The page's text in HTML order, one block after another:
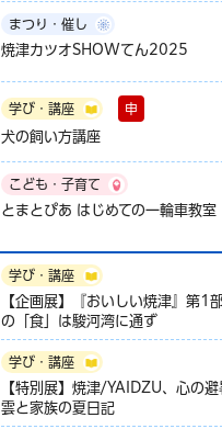
まつり・催し
焼津カツオSHOWてん2025
学び・講座 申
犬の飼い方講座
こども・子育て
とまとぴあ はじめての一輪車教室
学び・講座
【企画展】『おいしい焼津』第1
の「食」は駿河湾に通ず
学び・講座
【特別展】焼津/YAIDZU、心の避
雲と家族の夏日記